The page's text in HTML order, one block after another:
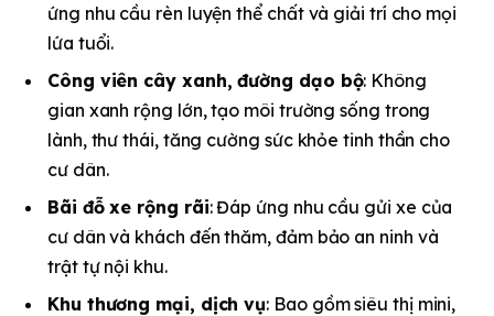
ứng nhu cầu rèn luyện thể chất và giải trí cho mọi
lứa tuổi.
Công viên cây xanh, đường dạo bộ: Không
gian xanh rộng lớn, tạo môi trường sống trong
lành, thư thái, tăng cường sức khỏe tinh thần cho
cư dân.
Bãi đỗ xe rộng rãi: Đáp ứng nhu cầu gửi xe của
cư dân và khách đến thăm, đảm bảo an ninh và
trật tự nội khu.
Khu thương mại, dịch vụ: Bao gồm siêu thị mini,